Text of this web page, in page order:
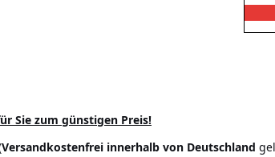
Sie zum günstigen Preis!
Versandkostenfrei innerhalb von Deutschland